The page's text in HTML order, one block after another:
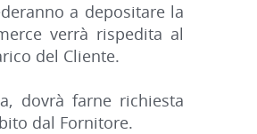
a depositare la
verrà rispedita al
del Cliente.
dovrà farne richiesta
dal Fornitore.